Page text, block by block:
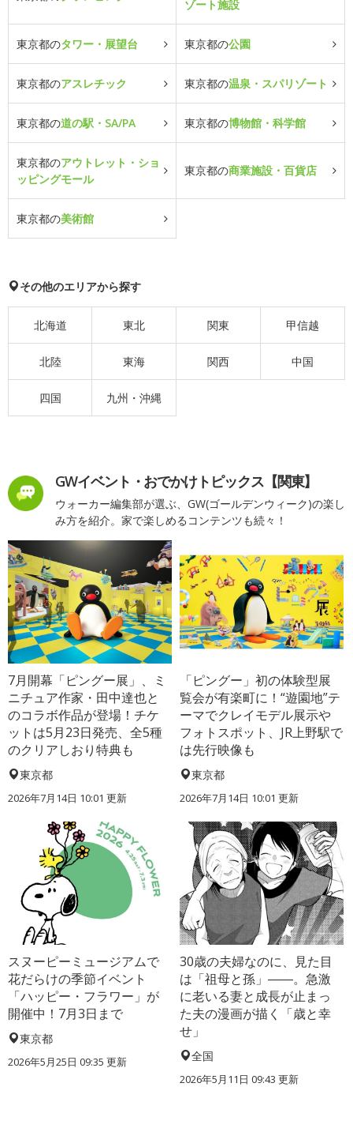
ゾート施設
東京都のタワー・展望台 東京都の公園
東京都のアスレチック 東京都の温泉・スパリゾート
東京都の道の駅・SA/PA 東京都の博物館・科学館
東京都のアウトレット・ショ
ッピングモール
東京都の商業施設・百貨店
東京都の美術館
その他のエリアから探す
北海道 東北 関東 甲信越
北陸 東海 関西 中国
四国 九州・沖縄
GWイベント・おでかけトピックス【関東】
ウォーカー編集部が選ぶ、GW(ゴールデンウィーク)の楽し
み方を紹介。家で楽しめるコンテンツも続々！
7月開幕「ピングー展」、ミ
ニチュア作家・田中達也と
のコラボ作品が登場！チケ
ットは5月23日発売、全5種
のクリアしおり特典も
東京都
2026年7月14日 10:01 更新
「ピングー」初の体験型展
覧会が有楽町に！“遊園地”テ
ーマでクレイモデル展示や
フォトスポット、JR上野駅で
は先行映像も
東京都
2026年7月14日 10:01 更新
スヌーピーミュージアムで
花だらけの季節イベント
「ハッピー・フラワー」が
開催中！7月3日まで
東京都
2026年5月25日 09:35 更新
30歳の夫婦なのに、見た目
は「祖母と孫」――。急激
に老いる妻と成長が止まっ
た夫の漫画が描く「歳と幸
せ」
全国
2026年5月11日 09:43 更新